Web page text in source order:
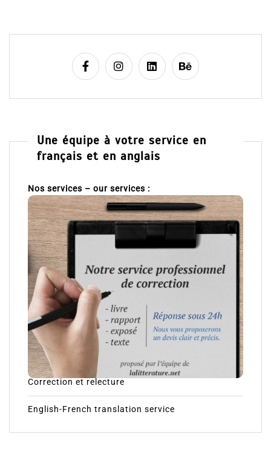
Une équipe à votre service en
français et en anglais
Nos services – our services :
Correction et relecture
English-French translation service